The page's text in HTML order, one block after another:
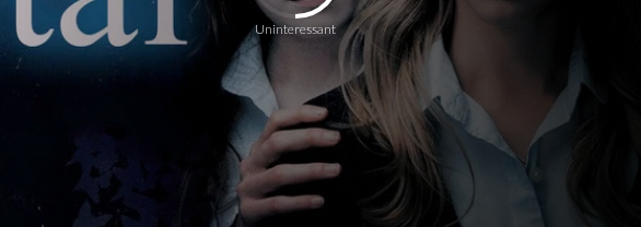
Uninteressant